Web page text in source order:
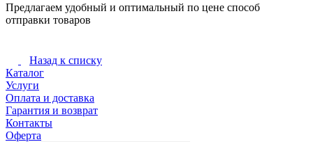
Предлагаем удобный и оптимальный по цене способ
отправки товаров
Назад к списку
Каталог
Услуги
Оплата и доставка
Гарантия и возврат
Контакты
Оферта